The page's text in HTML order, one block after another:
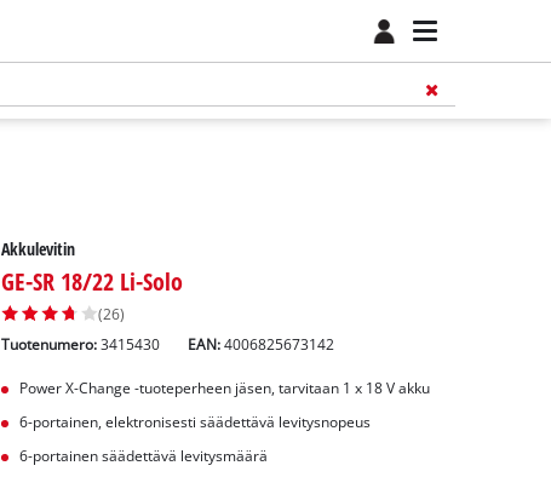
Akkulevitin
GE-SR 18/22 Li-Solo
(26)
Tuotenumero: 3415430 EAN:4006825673142
Power X-Change -tuoteperheen jäsen, tarvitaan 1 x 18 V akku
6-portainen, elektronisesti säädettävä levitysnopeus
6-portainen säädettävä levitysmäärä